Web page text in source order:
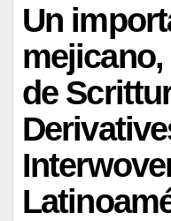
Un
de